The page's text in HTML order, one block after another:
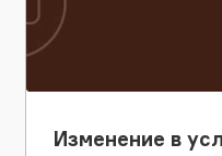
Изменение в